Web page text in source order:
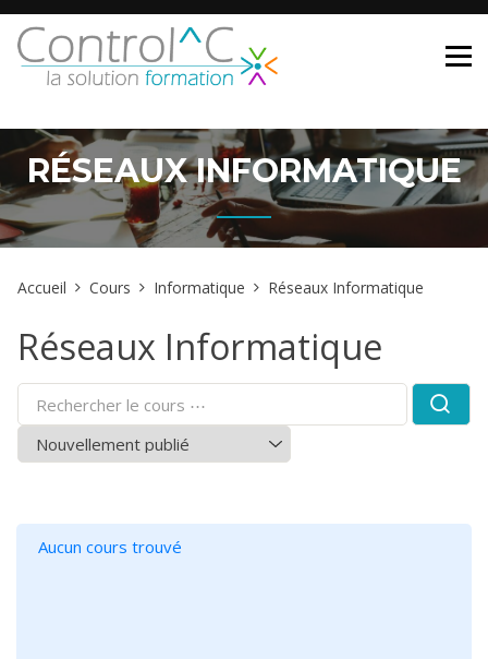
Skip
content
RÉSEAUX INFORMATIQUE
Accueil Cours Informatique Réseaux Informatique
Réseaux Informatique
Aucun cours trouvé